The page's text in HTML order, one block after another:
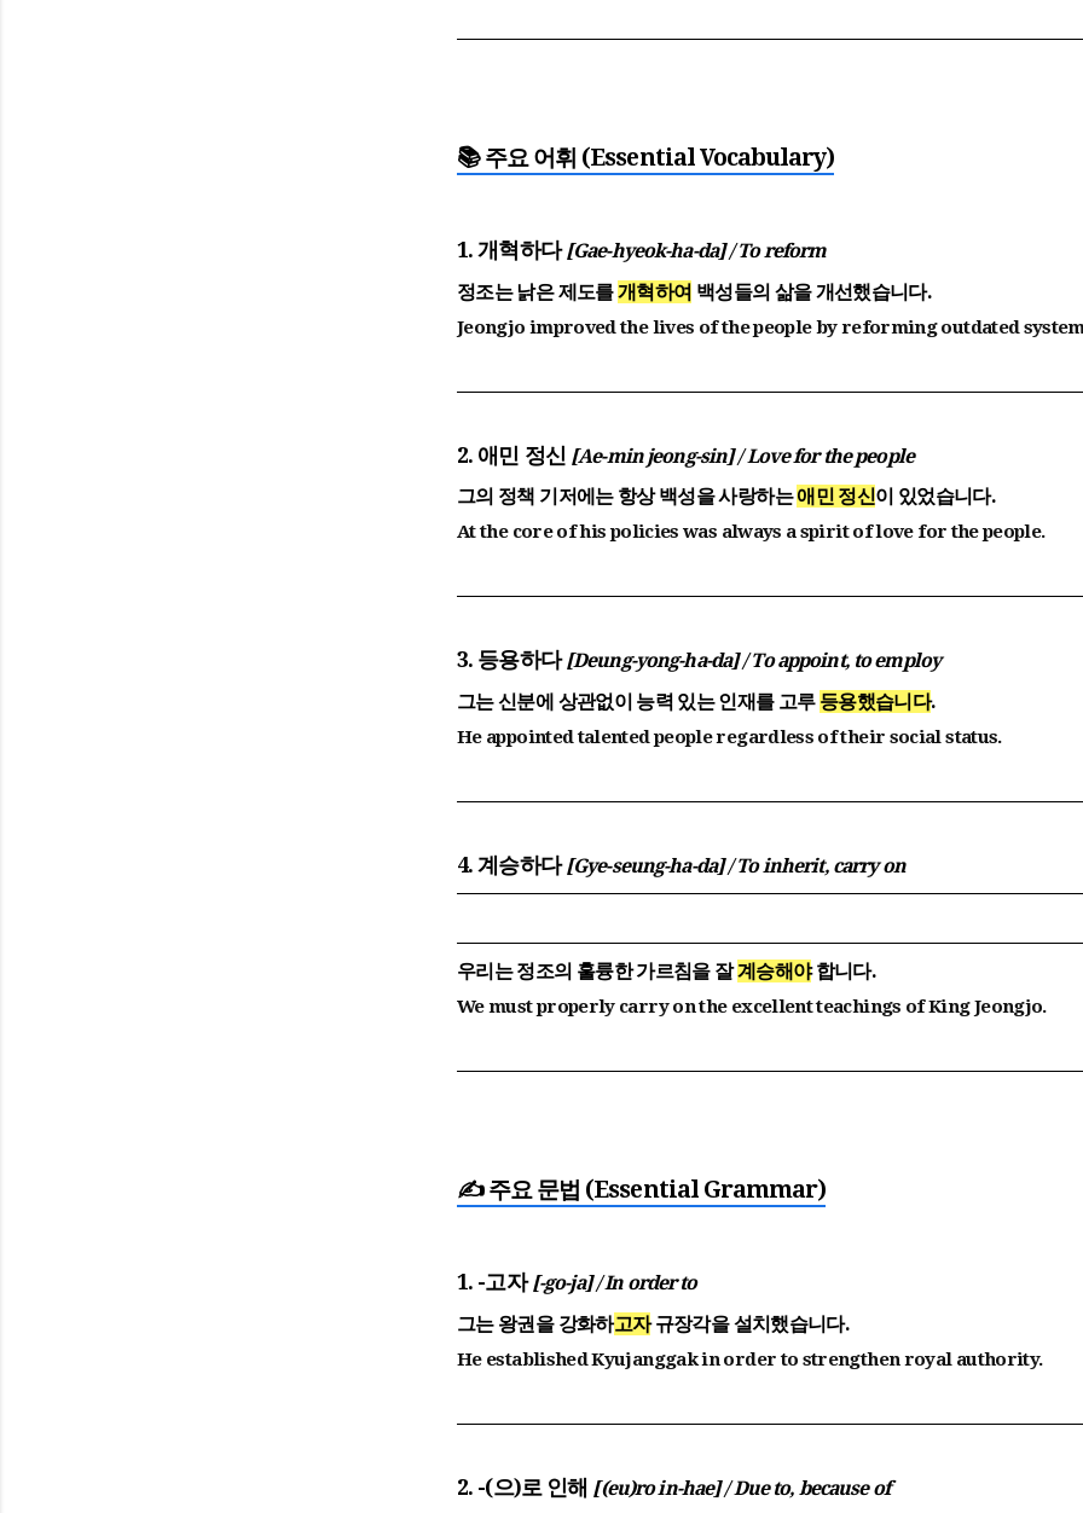
📚 주요 어휘 (Essential Vocabulary)
1. 개혁하다[Gae-hyeok-ha-da] / To reform
정조는 낡은 제도를개혁하여 백성들의 삶을 개선했습니다.
Jeongjo improved the lives of the people by reforming outdated
2. 애민 정신 [Ae-min jeong-sin] / Love for the people
그의 정책 기저에는 항상 백성을 사랑하는애민 정신이 있었습니다.
At the core of his policies was always a spirit of love for the people.
3. 등용하다[Deung-yong-ha-da] / To appoint, to employ
그는 신분에 상관없이 능력 있는 인재를 고루 등용했습니다.
He appointed talented people regardless of their social status.
4. 계승하다[Gye-seung-ha-da] / To inherit, carry on
우리는 정조의 훌륭한 가르침을 잘계승해야합니다.
We must properly carry on the excellent teachings of King Jeongjo.
✍️ 주요 문법 (Essential Grammar)
1. -고자[-go-ja] / In order to
그는 왕권을 강화하고자규장각을 설치했습니다.
He established Kyujanggak in order to strengthen royal authority.
2. -(으)로 인해 [(eu)ro in-hae] / Due to, because of